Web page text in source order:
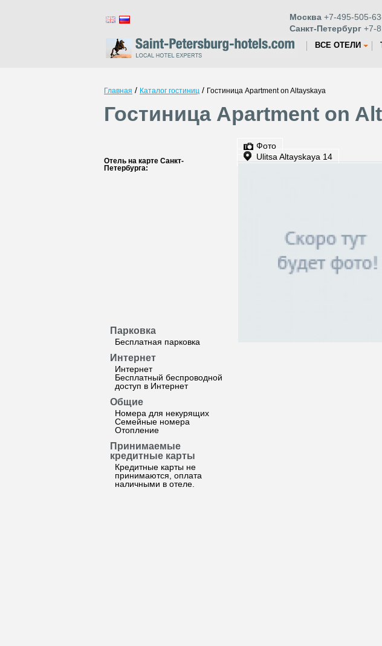
Москва +7-495-505-
Санкт-Петербург +7-
ВСЕ ОТЕЛИ
Главная / Каталог гостиниц / Гостиница Apartment on Altayskaya
Гостиница Apartment on
Отель на карте Санкт-
Петербурга:
Парковка
Бесплатная парковка
Интернет
Интернет
Бесплатный беспроводной
доступ в Интернет
Общие
Номера для некурящих
Семейные номера
Отопление
Принимаемые
кредитные карты
Кредитные карты не
принимаются, оплата
наличными в отеле.
Фото
Ulitsa Altayskaya 14